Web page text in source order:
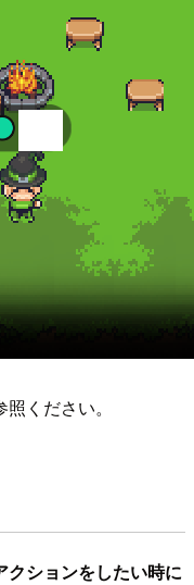
ください。
ションをしたい時に